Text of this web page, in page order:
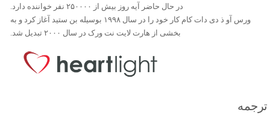
در حال حاضر آیه روز بیش از ۲۵۰۰۰۰ نفر خواننده دارد.
ورس آو ذ دی دات کام کار خود را در سال ۱۹۹۸ بوسیله بن ستید آغاز کرد و به
بخشی از هارت لایت نت ورک در سال ۲۰۰۰ تبدیل شد.
ترجمه